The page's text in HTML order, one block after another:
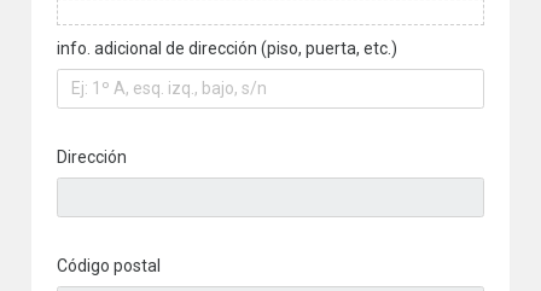
info. adicional de dirección (piso, puerta, etc.)
Dirección
Código postal